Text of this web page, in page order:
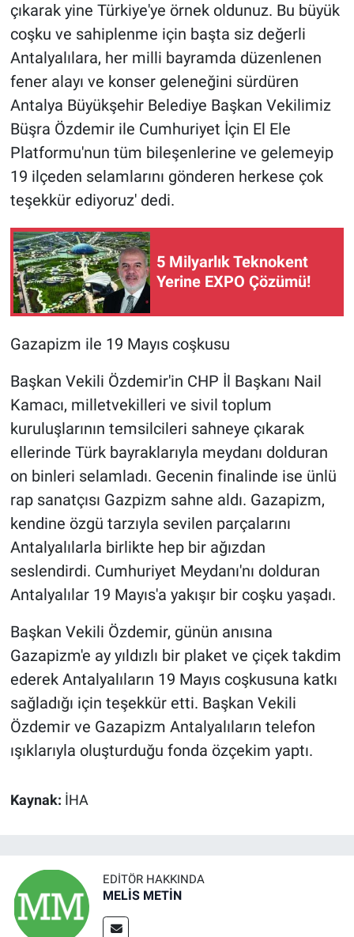
çıkarak yine Türkiye'ye örnek oldunuz. Bu büyük
coşku ve sahiplenme için başta siz değerli
Antalyalılara, her milli bayramda düzenlenen
fener alayı ve konser geleneğini sürdüren
Antalya Büyükşehir Belediye Başkan Vekilimiz
Büşra Özdemir ile Cumhuriyet İçin El Ele
Platformu'nun tüm bileşenlerine ve gelemeyip
19 ilçeden selamlarını gönderen herkese çok
teşekkür ediyoruz' dedi.
5 Milyarlık Teknokent
Yerine EXPO Çözümü!
Gazapizm ile 19 Mayıs coşkusu
Başkan Vekili Özdemir'in CHP İl Başkanı Nail
Kamacı, milletvekilleri ve sivil toplum
kuruluşlarının temsilcileri sahneye çıkarak
ellerinde Türk bayraklarıyla meydanı dolduran
on binleri selamladı. Gecenin finalinde ise ünlü
rap sanatçısı Gazpizm sahne aldı. Gazapizm,
kendine özgü tarzıyla sevilen parçalarını
Antalyalılarla birlikte hep bir ağızdan
seslendirdi. Cumhuriyet Meydanı'nı dolduran
Antalyalılar 19 Mayıs'a yakışır bir coşku yaşadı.
Başkan Vekili Özdemir, günün anısına
Gazapizm'e ay yıldızlı bir plaket ve çiçek takdim
ederek Antalyalıların 19 Mayıs coşkusuna katkı
sağladığı için teşekkür etti. Başkan Vekili
Özdemir ve Gazapizm Antalyalıların telefon
ışıklarıyla oluşturduğu fonda özçekim yaptı.
Kaynak: İHA
EDITÖR HAKKINDA
MELİS METİN